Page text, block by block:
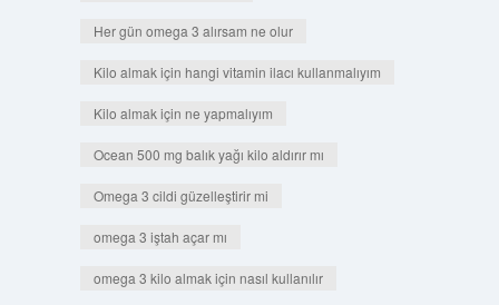
Her gün omega 3 alırsam ne olur
Kilo almak için hangi vitamin ilacı kullanmalıyım
Kilo almak için ne yapmalıyım
Ocean 500 mg balık yağı kilo aldırır mı
Omega 3 cildi güzelleştirir mi
omega 3 iştah açar mı
omega 3 kilo almak için nasıl kullanılır